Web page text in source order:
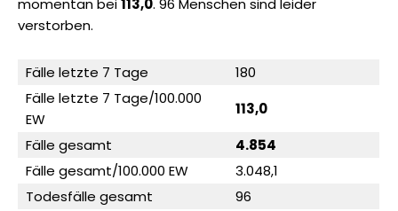
momentan bei113,0. 96 Menschen sind leider
verstorben.
Fälle letzte 7 Tage
180
Fälle letzte 7 Tage/100.000
EW
113,0
Fälle gesamt
4.854
Fälle gesamt/100.000 EW
3.048,1
Todesfälle gesamt
96